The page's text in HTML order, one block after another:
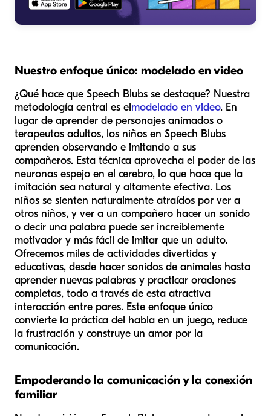
Nuestro enfoque único: modelado en video
¿Qué hace que Speech Blubs se destaque? Nuestra
metodología central es el modelado en video. En
lugar de aprender de personajes animados o
terapeutas adultos, los niños en Speech Blubs
aprenden observando e imitando a sus
compañeros. Esta técnica aprovecha el poder de las
neuronas espejo en el cerebro, lo que hace que la
imitación sea natural y altamente efectiva. Los
niños se sienten naturalmente atraídos por ver a
otros niños, y ver a un compañero hacer un sonido
o decir una palabra puede ser increíblemente
motivador y más fácil de imitar que un adulto.
Ofrecemos miles de actividades divertidas y
educativas, desde hacer sonidos de animales hasta
aprender nuevas palabras y practicar oraciones
completas, todo a través de esta atractiva
interacción entre pares. Este enfoque único
convierte la práctica del habla en un juego, reduce
la frustración y construye un amor por la
comunicación.
Empoderando la comunicación y la conexión
familiar